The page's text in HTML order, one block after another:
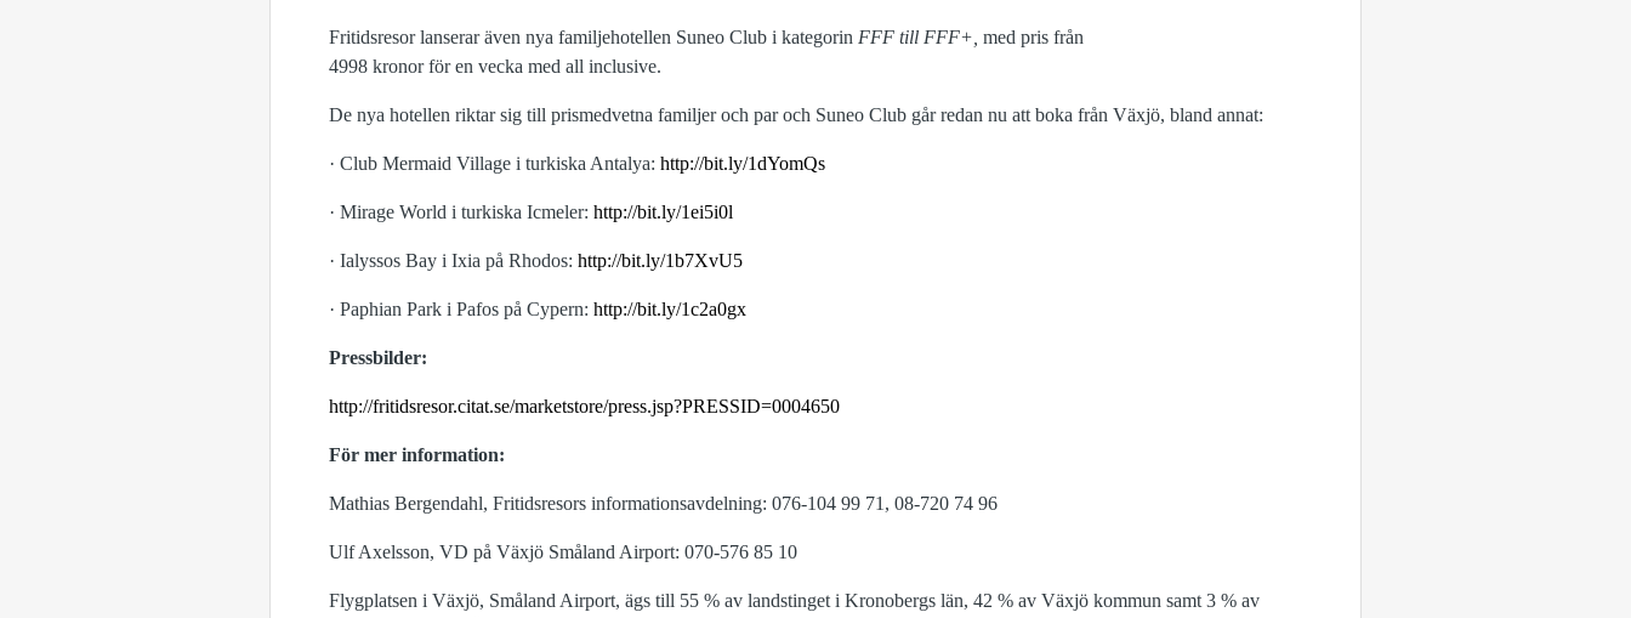
Fritidsresor lanserar även nya familjehotellen Suneo Club i kategorin FFF till FFF+, med pris från
4998 kronor för en vecka med all inclusive.
De nya hotellen riktar sig till prismedvetna familjer och par och Suneo Club går redan nu att boka från Växjö, bland annat:
· Club Mermaid Village i turkiska Antalya: http://bit.ly/1dYomQs
· Mirage World i turkiska Icmeler: http://bit.ly/1ei5i0l
· Ialyssos Bay i Ixia på Rhodos: http://bit.ly/1b7XvU5
· Paphian Park i Pafos på Cypern: http://bit.ly/1c2a0gx
Pressbilder:
http://fritidsresor.citat.se/marketstore/press.jsp?PRESSID=0004650
För mer information:
Mathias Bergendahl, Fritidsresors informationsavdelning: 076-104 99 71, 08-720 74 96
Ulf Axelsson, VD på Växjö Småland Airport: 070-576 85 10
Flygplatsen i Växjö, Småland Airport, ägs till 55 % av landstinget i Kronobergs län, 42 % av Växjö kommun samt 3 % av